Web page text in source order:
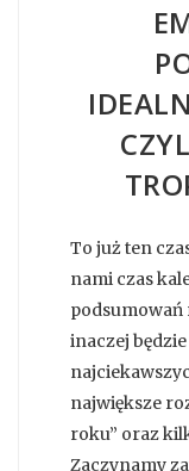
To już ten
nami czas
podsumowań
inaczej
największe
roku” oraz
Zaczynamy